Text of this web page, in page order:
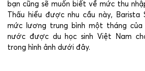
bạn cũng sẽ muốn biết về mức thu
Thấu hiểu được nhu cầu này, Barista
mức lương trung bình một tháng của
nước được du học sinh Việt Nam
trong hình ảnh dưới đây.